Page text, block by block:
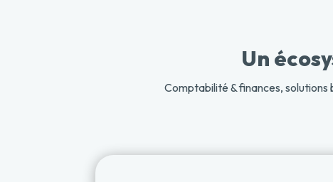
Un
Comptabilité & finances, solutions